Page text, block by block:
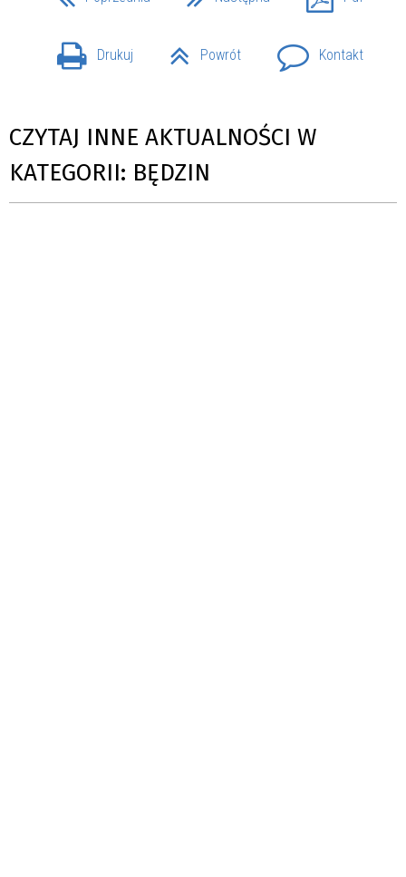
Drukuj Powrót Kontakt
CZYTAJ INNE AKTUALNOŚCI W
KATEGORII: BĘDZIN